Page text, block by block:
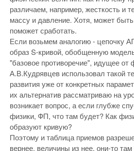
различаем, например, жесткость и
массу и давление. Хотя, может
поможет сработать.
Если возьмем аналогию - цепочку
образ S-кривой, обобщенную
"базовое противоречие", идущее от
А.В.Кудрявцев использовал такой
развития уже от конкретных
их альтернатив рассматриваю на
возникает вопрос, а если глубже
физики, ФП, что там будет? Как
образуют кривую?
Поэтому и таблица приемов
вернее, величины из нее, они-то